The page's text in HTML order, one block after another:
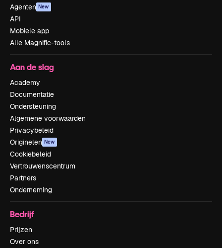
Agenten New
API
Mobiele app
Alle Magnific-tools
Aan de slag
Academy
Documentatie
Ondersteuning
Algemene voorwaarden
Privacybeleid
Originelen New
Cookiebeleid
Vertrouwenscentrum
Partners
Onderneming
Bedrijf
Prijzen
Over ons